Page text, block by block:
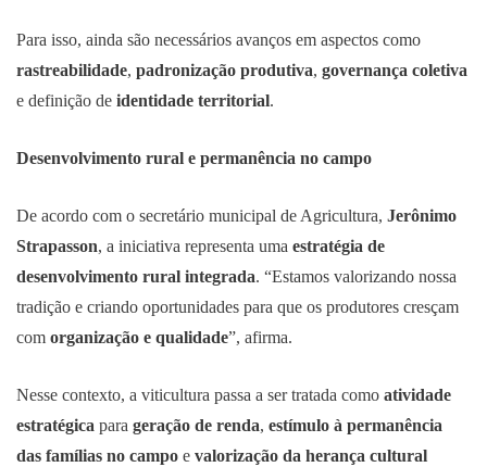
Para isso, ainda são necessários avanços em aspectos como
rastreabilidade, padronização produtiva, governança coletiva
e definição de identidade territorial.
Desenvolvimento rural e permanência no campo
De acordo com o secretário municipal de Agricultura, Jerônimo
Strapasson, a iniciativa representa uma estratégia de
desenvolvimento rural integrada. “Estamos valorizando nossa
tradição e criando oportunidades para que os produtores cresçam
com organização e qualidade”, afirma.
Nesse contexto, a viticultura passa a ser tratada como atividade
estratégica para geração de renda, estímulo à permanência
das famílias no campo e valorização da herança cultural